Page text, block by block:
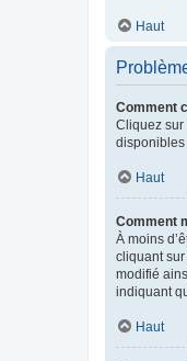
Haut
Comment
Cliquez sur
disponibles
Haut
Comment
À moins
cliquant
modifié
indiquant
Haut